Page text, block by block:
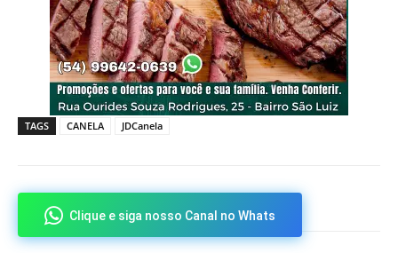
TAGS CANELA JDCanela
Clique e siga nosso Canal no Whats